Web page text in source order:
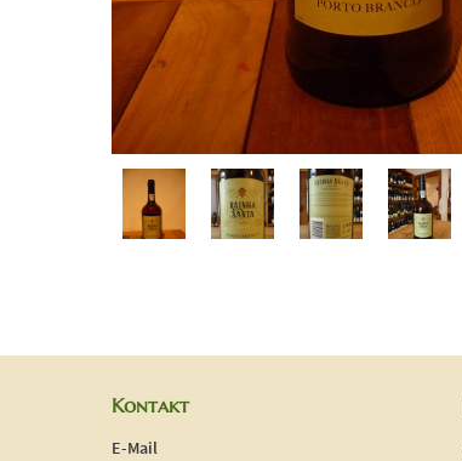
Kontakt
E-Mail